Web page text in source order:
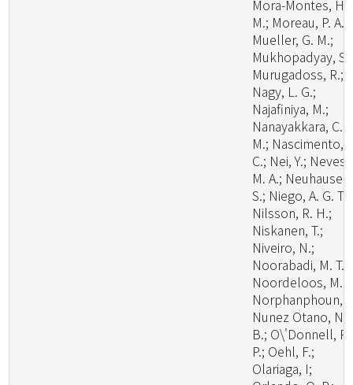
Mora-Montes, H.
M.; Moreau, P. A.;
Mueller, G. M.;
Mukhopadyay, S.;
Murugadoss, R.;
Nagy, L. G.;
Najafiniya, M.;
Nanayakkara, C.
M.; Nascimento,
C.; Nei, Y.; Neves,
M. A.; Neuhauser,
S.; Niego, A. G. T.;
Nilsson, R. H.;
Niskanen, T.;
Niveiro, N.;
Noorabadi, M. T.;
Noordeloos, M.
Norphanphoun,
Nunez Otano, N.
B.; O\'Donnell, R.
P.; Oehl, F.;
Olariaga, I;